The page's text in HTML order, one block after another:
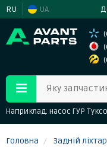
RU UA
Яку
Наприклад: насос ГУР
Головна Задній ліхтар